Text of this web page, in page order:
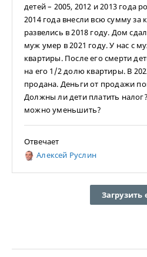
детей – 2005, 2012 и 2013 года
2014 года внесли всю сумму за
развелись в 2018 году. Дом
муж умер в 2021 году. У нас с
квартиры. После его смерти
на его 1/2 долю квартиры. В
продана. Деньги от продажи
Должны ли дети платить
можно уменьшить?
Отвечает
Алексей Руслин
Загрузить